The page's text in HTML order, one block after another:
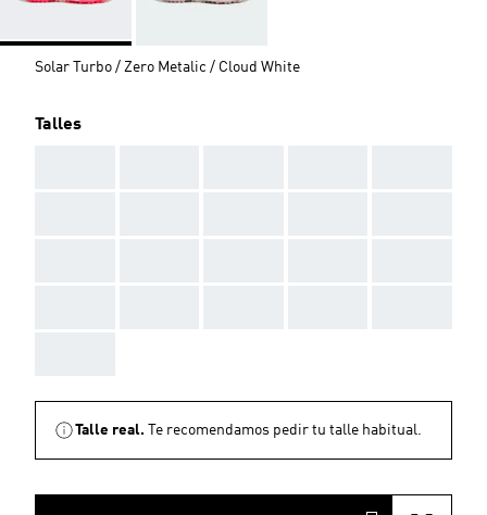
Solar Turbo / Zero Metalic / Cloud White
Talles
Talle real. Te recomendamos pedir tu talle habitual.